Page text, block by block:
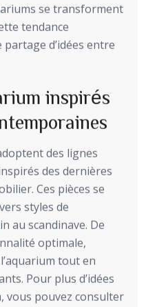
se transforment
tendance
d’idées entre
inspirés
des lignes
des dernières
Ces pièces se
styles de
au scandinave. De
optimale,
tout en
Pour plus d’idées
vous pouvez consulter